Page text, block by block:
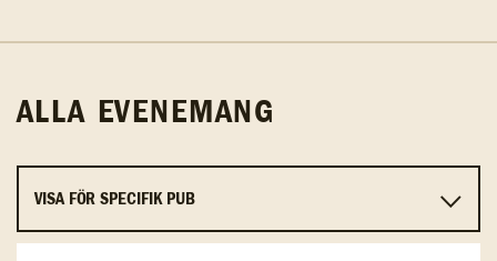
ALLA EVENEMANG